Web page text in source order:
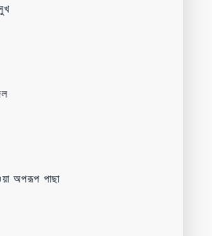
অপরূপ পাছা